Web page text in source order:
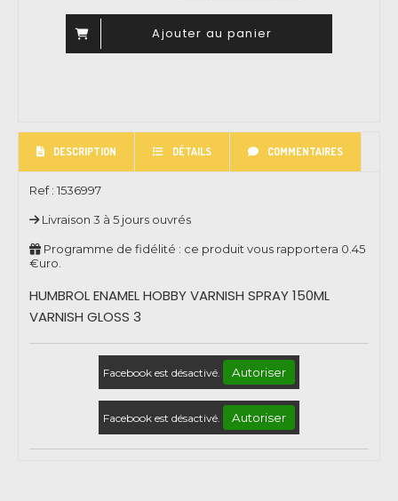
Ajouter au panier
DESCRIPTION DÉTAILS COMMENTAIRES
Ref : 1536997
Livraison 3 à 5 jours ouvrés
Programme de fidélité : ce produit vous rapportera 0.45
€uro.
HUMBROL ENAMEL HOBBY VARNISH SPRAY 150ML
VARNISH GLOSS 3
Facebook est désactivé. Autoriser
Facebook est désactivé. Autoriser